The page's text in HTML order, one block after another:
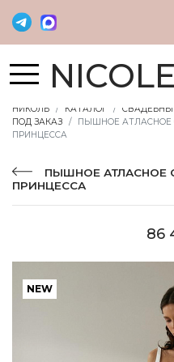
NICOLE
НИКОЛЬ КАТАЛОГ
ПОД ЗАКАЗ
ПЫШНОЕ АТЛАСНОЕ
ПРИНЦЕССА
ПЫШНОЕ АТЛАСНОЕ
ПРИНЦЕССА
86
NEW